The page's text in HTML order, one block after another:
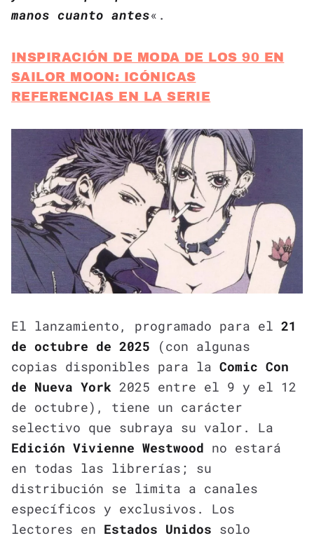
manos cuanto antes«.
INSPIRACIÓN DE MODA DE LOS 90 EN
SAILOR MOON: ICÓNICAS
REFERENCIAS EN LA SERIE
El lanzamiento, programado para el 21
de octubre de 2025 (con algunas
copias disponibles para la Comic Con
de Nueva York 2025 entre el 9 y el 12
de octubre), tiene un carácter
selectivo que subraya su valor. La
Edición Vivienne Westwood no estará
en todas las librerías; su
distribución se limita a canales
específicos y exclusivos. Los
lectores en Estados Unidos solo